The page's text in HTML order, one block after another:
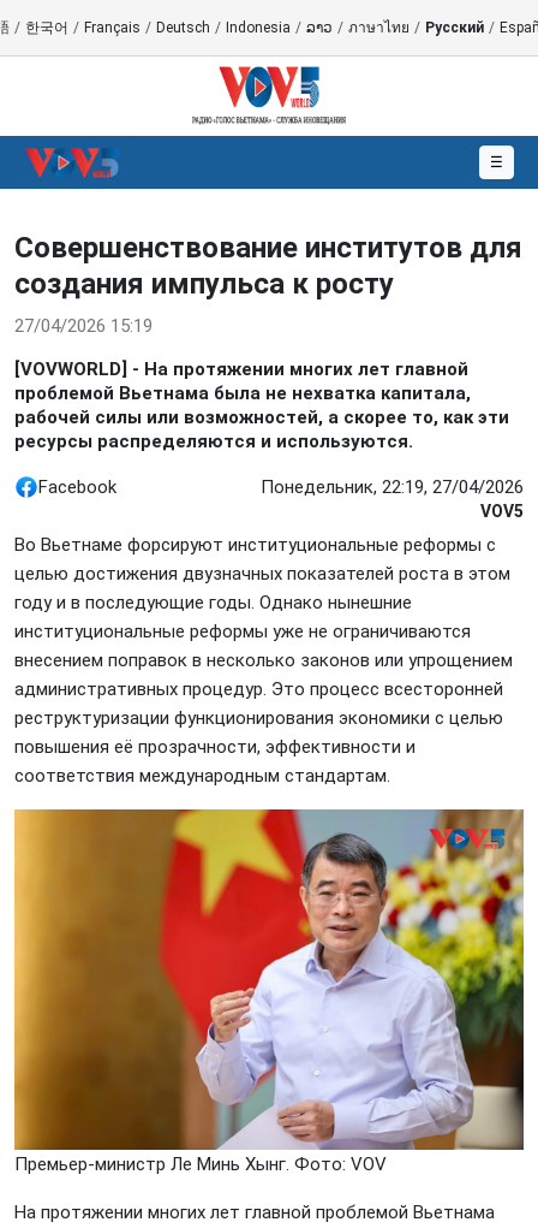
/ 한국어 / Français / Deutsch / Indonesia / ລາວ / ภาษาไทย / Русский /
☰
Совершенствование институтов для
создания импульса к росту
27/04/2026 15:19
[VOVWORLD] - На протяжении многих лет главной
проблемой Вьетнама была не нехватка капитала,
рабочей силы или возможностей, а скорее то, как эти
ресурсы распределяются и используются.
Facebook Понедельник, 22:19, 27/04/2026
VOV5
Во Вьетнаме форсируют институциональные реформы с
целью достижения двузначных показателей роста в этом
году и в последующие годы. Однако нынешние
институциональные реформы уже не ограничиваются
внесением поправок в несколько законов или упрощением
административных процедур. Это процесс всесторонней
реструктуризации функционирования экономики с целью
повышения её прозрачности, эффективности и
соответствия международным стандартам.
Премьер-министр Ле Минь Хынг. Фото: VOV
На протяжении многих лет главной проблемой Вьетнама